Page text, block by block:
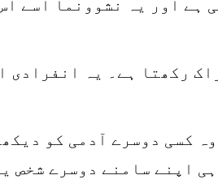
ہے اور یہ نشوونما اسے
رکھتا ہے۔ یہ انفرادی
کسی دوسرے آدمی کو
اپنے سامنے دوسرے شخص